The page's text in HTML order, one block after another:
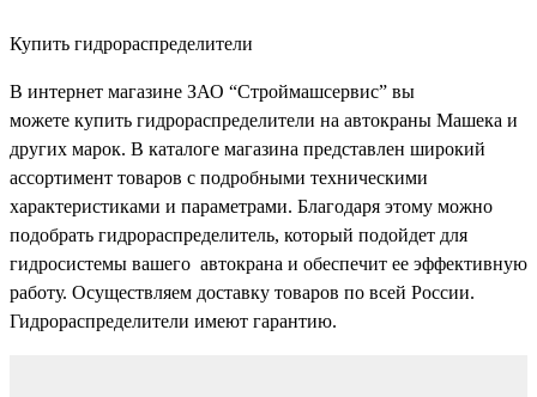
Купить гидрораспределители
В интернет магазине ЗАО “Строймашсервис” вы
можете купить гидрораспределители на автокраны Машека и
других марок. В каталоге магазина представлен широкий
ассортимент товаров с подробными техническими
характеристиками и параметрами. Благодаря этому можно
подобрать гидрораспределитель, который подойдет для
гидросистемы вашего автокрана и обеспечит ее эффективную
работу. Осуществляем доставку товаров по всей России.
Гидрораспределители имеют гарантию.